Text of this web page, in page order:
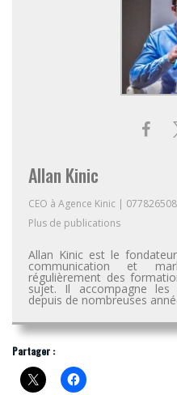
Allan Kinic
CEO à Agence Kinic |
Plus de publications
Allan Kinic est le
communication et
régulièrement des
sujet. Il accompagne
depuis de nombreuses
Partager :